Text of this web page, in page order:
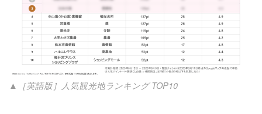
▲［英語版］人気観光地ランキング TOP10